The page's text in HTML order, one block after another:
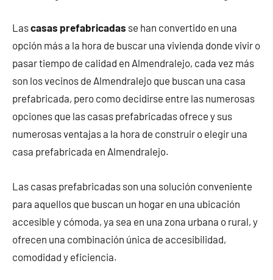
Lascasas prefabricadas se han convertido en una
opción más a la hora de buscar una vivienda donde vivir o
pasar tiempo de calidad en Almendralejo, cada vez más
son los vecinos de Almendralejo que buscan una casa
prefabricada, pero como decidirse entre las numerosas
opciones que las casas prefabricadas ofrece y sus
numerosas ventajas a la hora de construir o elegir una
casa prefabricada en Almendralejo.
Las casas prefabricadas son una solución conveniente
para aquellos que buscan un hogar en una ubicación
accesible y cómoda, ya sea en una zona urbana o rural, y
ofrecen una combinación única de accesibilidad,
comodidad y eficiencia.